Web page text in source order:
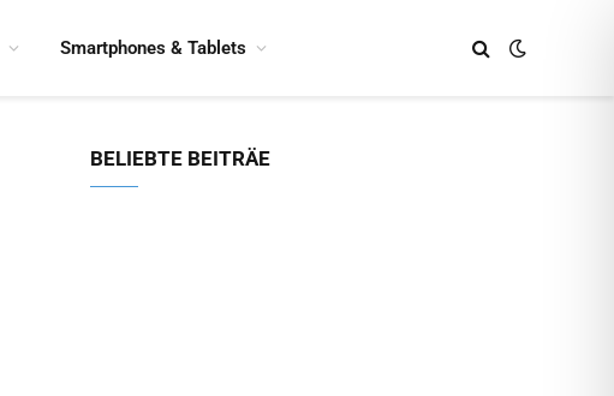
Smartphones & Tablets
BELIEBTE BEITRÄE